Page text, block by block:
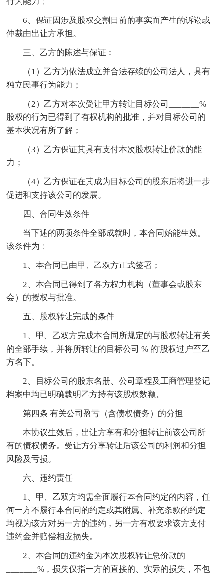
6、保证因涉及股权交割日前的事实而产生的诉讼或
仲裁由出让方承担。
三、乙方的陈述与保证：
（1）乙方为依法成立并合法存续的公司法人，具有
独立民事行为能力；
（2）乙方对本次受让甲方转让目标公司_______%
股权的行为已得到了有权机构的批准，并对目标公司的
基本状况有所了解；
（3）乙方保证其具有支付本次股权转让价款的能
力；
（4）乙方保证在其成为目标公司的股东后将进一步
促进和支持该公司的发展。
四、合同生效条件
当下述的两项条件全部成就时，本合同始能生效。
该条件为：
1、本合同已由甲、乙双方正式签署；
2、本合同已得到了各方权力机构（董事会或股东
会）的授权与批准。
五、股权转让完成的条件
1、甲、乙双方完成本合同所规定的与股权转让有关
的全部手续，并将所转让的目标公司 % 的'股权过户至乙
方名下。
2、目标公司的股东名册、公司章程及工商管理登记
档案中均已明确载明乙方持有该股权数额。
第四条 有关公司盈亏（含债权债务）的分担
本协议生效后，出让方享有和分担转让前该公司所
有的债权债务。受让方分享转让后该公司的利润和分担
风险及亏损。
六、违约责任
1、甲、乙双方均需全面履行本合同约定的内容，任
何一方不履行本合同的约定或其附属、补充条款的约定
均视为该方对另一方的违约，另一方有权要求该方支付
违约金并赔偿相应损失。
2、本合同的违约金为本次股权转让总价款的
_______%，损失仅指一方的直接的、实际的损失，不包